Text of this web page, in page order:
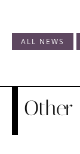
ALL NEWS
Other